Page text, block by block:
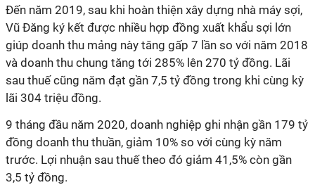
Đến năm 2019, sau khi hoàn thiện xây dựng nhà máy sợi,
Vũ Đăng ký kết được nhiều hợp đồng xuất khẩu sợi lớn
giúp doanh thu mảng này tăng gấp 7 lần so với năm 2018
và doanh thu chung tăng tới 285% lên 270 tỷ đồng. Lãi
sau thuế cũng năm đạt gần 7,5 tỷ đồng trong khi cùng kỳ
lãi 304 triệu đồng.
9 tháng đầu năm 2020, doanh nghiệp ghi nhận gần 179 tỷ
đồng doanh thu thuần, giảm 10% so với cùng kỳ năm
trước. Lợi nhuận sau thuế theo đó giảm 41,5% còn gần
3,5 tỷ đồng.